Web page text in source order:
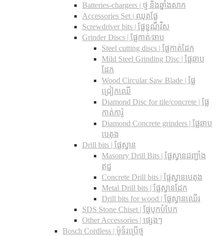
Batteries-chargers | ថ្ម និងឆ្នាំងសាក
Accessories Set | ឈុតផ្លែ
Screwdriver bits | ផ្លែទួណឺវីស
Grinder Discs |​ ផ្លែកាត់/ឆាប
Steel cutting discs |​ ផ្លែកាត់ដែក
Mild Steel Grinding Disc | ផ្លែឆាប
ដែក
Wood Circular Saw Blade | ផ្លែ
ជ្រៀកឈើ
Diamond Disc for tile/concrete​ | ផ្លែ
កាត់ការ៉ូ
Diamond Concrete grinders | ផ្លែឆាប
បេតុង
Drill bits |​ ផ្លែស្វាន
Masonry Drill Bits |​ ផ្លែស្វានជញ្ជាំង
ឥដ្ឋ
Concrete Drill bits |​ ផ្លែស្វានបេតុង
Metal Drill bits |​ ផ្លែស្វានដែក
Drill bits for wood |​ ផ្លែស្វានឈើរ
SDS Stone Chiset |​ ផ្លែបុកបំបែក
Other Accessories | ផ្សេងៗ
Bosch Cordless | ម៉ូទ័រប្រើថ្ម